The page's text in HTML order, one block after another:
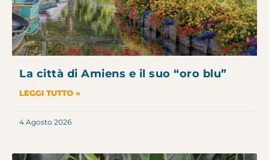
La città di Amiens e il suo “oro blu”
LEGGI TUTTO »
4 Agosto 2026